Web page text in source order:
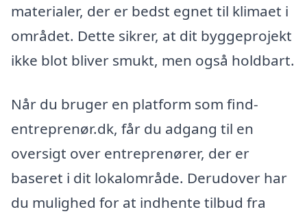
materialer, der er bedst egnet til klimaet i
området. Dette sikrer, at dit byggeprojekt
ikke blot bliver smukt, men også holdbart.
Når du bruger en platform som find-
entreprenør.dk, får du adgang til en
oversigt over entreprenører, der er
baseret i dit lokalområde. Derudover har
du mulighed for at indhente tilbud fra